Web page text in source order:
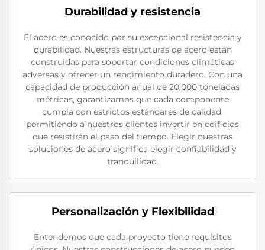
Durabilidad y resistencia
El acero es conocido por su excepcional resistencia y
durabilidad. Nuestras estructuras de acero están
construidas para soportar condiciones climáticas
adversas y ofrecer un rendimiento duradero. Con una
capacidad de producción anual de 20,000 toneladas
métricas, garantizamos que cada componente
cumpla con estrictos estándares de calidad,
permitiendo a nuestros clientes invertir en edificios
que resistirán el paso del tiempo. Elegir nuestras
soluciones de acero significa elegir confiabilidad y
tranquilidad.
Personalización y Flexibilidad
Entendemos que cada proyecto tiene requisitos